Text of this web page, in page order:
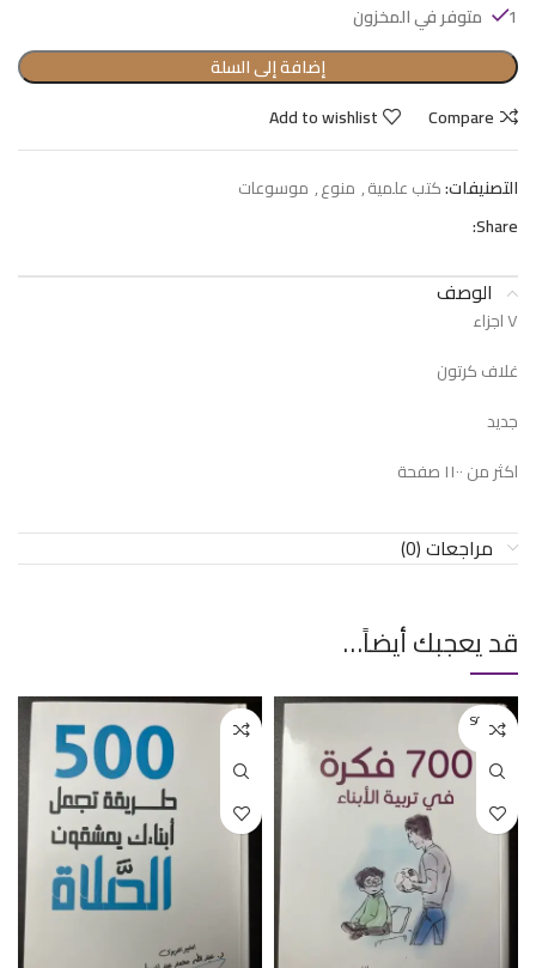
1 متوفر في المخزون
إضافة إلى السلة
Compare
Add to wishlist
التصنيفات:كتب علمية, منوع, موسوعات
Share:
الوصف
٧ اجزاء
غلاف كرتون
جديد
اكثر من ١١٠٠ صفحة
مراجعات (0)
قد يعجبك أيضاً…
SOLD O
UT